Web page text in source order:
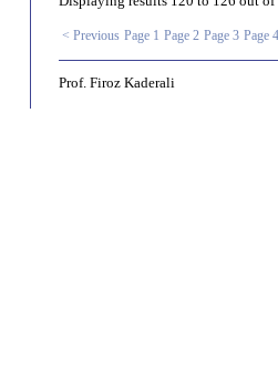
< Previous Page 1 Page 2 Page 3 Page 4
Prof. Firoz Kaderali